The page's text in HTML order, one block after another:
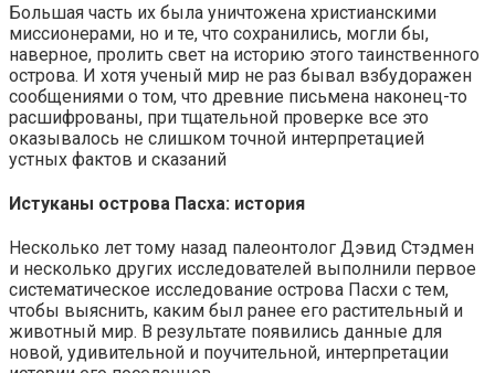
Большая часть их была уничтожена христианскими
миссионерами, но и те, что сохранились, могли бы,
наверное, пролить свет на историю этого таинственного
острова. И хотя ученый мир не раз бывал взбудоражен
сообщениями о том, что древние письмена наконец-то
расшифрованы, при тщательной проверке все это
оказывалось не слишком точной интерпретацией
устных фактов и сказаний
Истуканы острова Пасха: история
Несколько лет тому назад палеонтолог Дэвид Стэдмен
и несколько других исследователей выполнили первое
систематическое исследование острова Пасхи с тем,
чтобы выяснить, каким был ранее его растительный и
животный мир. В результате появились данные для
новой, удивительной и поучительной, интерпретации